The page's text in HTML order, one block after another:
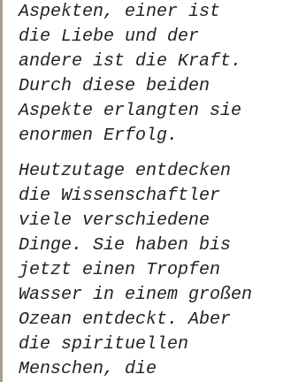
Aspekten, einer ist
die Liebe und der
andere ist die Kraft.
Durch diese beiden
Aspekte erlangten sie
enormen Erfolg.
Heutzutage entdecken
die Wissenschaftler
viele verschiedene
Dinge. Sie haben bis
jetzt einen Tropfen
Wasser in einem großen
Ozean entdeckt. Aber
die spirituellen
Menschen, die